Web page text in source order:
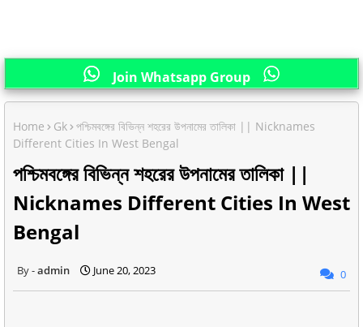
Join Whatsapp Group
Home Gk পশ্চিমবঙ্গের বিভিন্ন শহরের উপনামের তালিকা || Nicknames
Different Cities In West Bengal
পশ্চিমবঙ্গের বিভিন্ন শহরের উপনামের তালিকা ||
Nicknames Different Cities In West
Bengal
admin June 20, 2023 0